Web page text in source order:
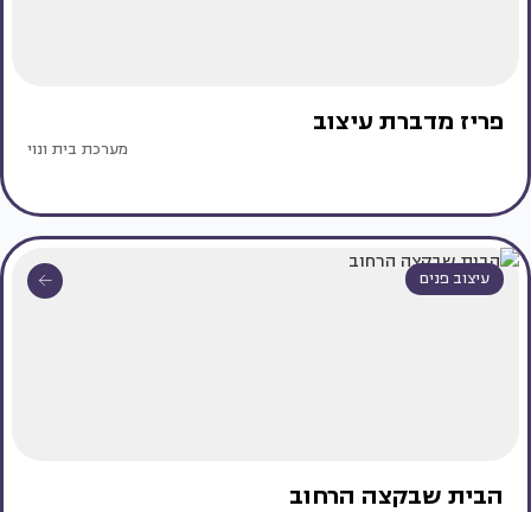
פריז מדברת עיצוב
מערכת בית ונוי
עיצוב פנים
הבית שבקצה הרחוב